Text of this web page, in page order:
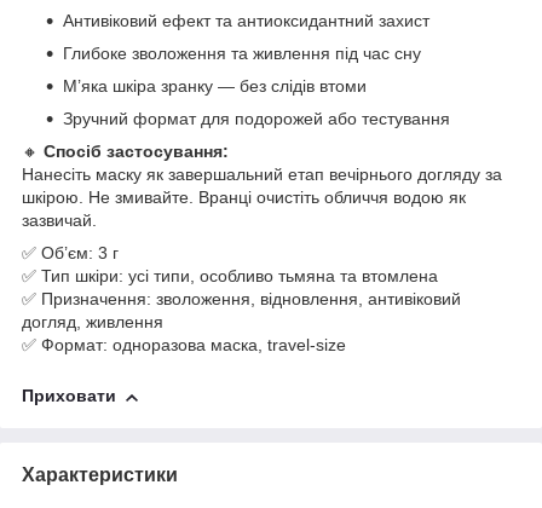
Антивіковий ефект та антиоксидантний захист
Глибоке зволоження та живлення під час сну
М’яка шкіра зранку — без слідів втоми
Зручний формат для подорожей або тестування
🔸 Спосіб застосування:
Нанесіть маску як завершальний етап вечірнього догляду за
шкірою. Не змивайте. Вранці очистіть обличчя водою як
зазвичай.
✅ Об’єм: 3 г
✅ Тип шкіри: усі типи, особливо тьмяна та втомлена
✅ Призначення: зволоження, відновлення, антивіковий
догляд, живлення
✅ Формат: одноразова маска, travel-size
Приховати
Характеристики